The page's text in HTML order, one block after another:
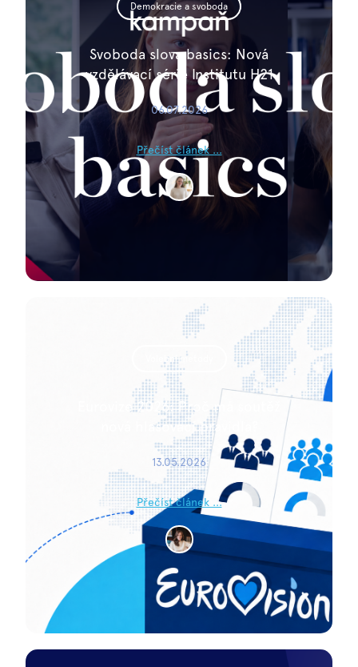
Demokracie a svoboda
Svoboda slova basics: Nová
vzdělávací série Institutu H21
06.07.2026
Přečíst článek ...
Volební metody
Eurovize 2026: Proč má soutěž
nová hlasovací pravidla?
13.05.2026
Přečíst článek ...